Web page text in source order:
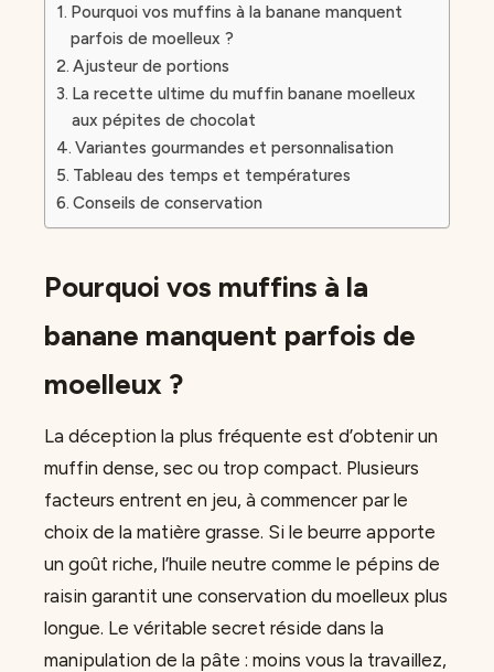
Pourquoi vos muffins à la banane manquent
parfois de moelleux ?
Ajusteur de portions
La recette ultime du muffin banane moelleux
aux pépites de chocolat
Variantes gourmandes et personnalisation
Tableau des temps et températures
Conseils de conservation
Pourquoi vos muffins à la
banane manquent parfois de
moelleux ?
La déception la plus fréquente est d’obtenir un
muffin dense, sec ou trop compact. Plusieurs
facteurs entrent en jeu, à commencer par le
choix de la matière grasse. Si le beurre apporte
un goût riche, l’huile neutre comme le pépins de
raisin garantit une conservation du moelleux plus
longue. Le véritable secret réside dans la
manipulation de la pâte : moins vous la travaillez,